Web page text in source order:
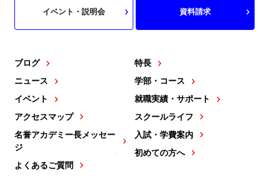
ブログ
ニュース
イベント
アクセスマップ
名誉アカデミー長メッセー
ジ
よくあるご質問
特長
学部・コース
就職実績・サポート
スクールライフ
入試・学費案内
初めての方へ
イベント・説明会 資料請求